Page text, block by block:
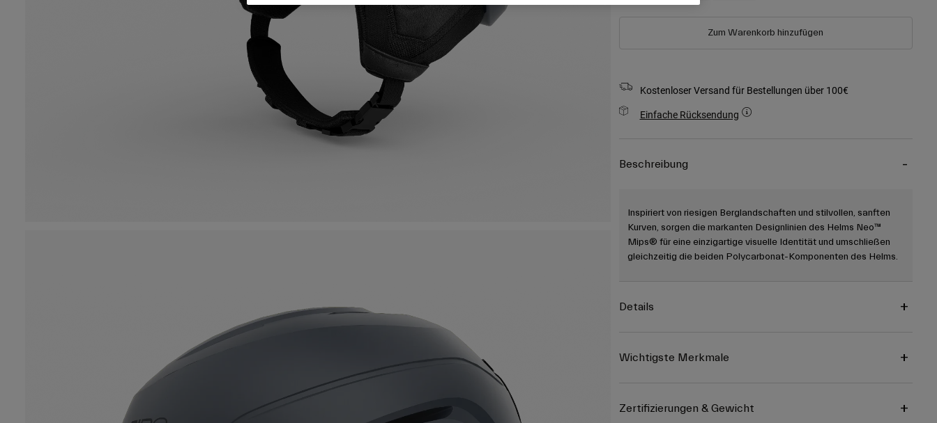
Zum Warenkorb hinzufügen
Kostenloser Versand für Bestellungen über 100€
Einfache Rücksendung
Beschreibung
Inspiriert von riesigen Berglandschaften und stilvollen, sanften
Kurven, sorgen die markanten Designlinien des Helms Neo™
Mips® für eine einzigartige visuelle Identität und umschließen
gleichzeitig die beiden Polycarbonat-Komponenten des Helms.
Details
Wichtigste Merkmale
Zertifizierungen & Gewicht